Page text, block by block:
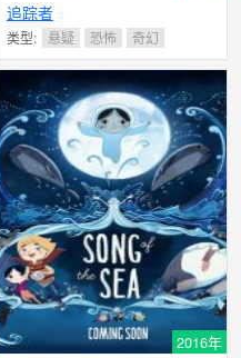
追踪者
类型: 悬疑 恐怖 奇幻
2016年